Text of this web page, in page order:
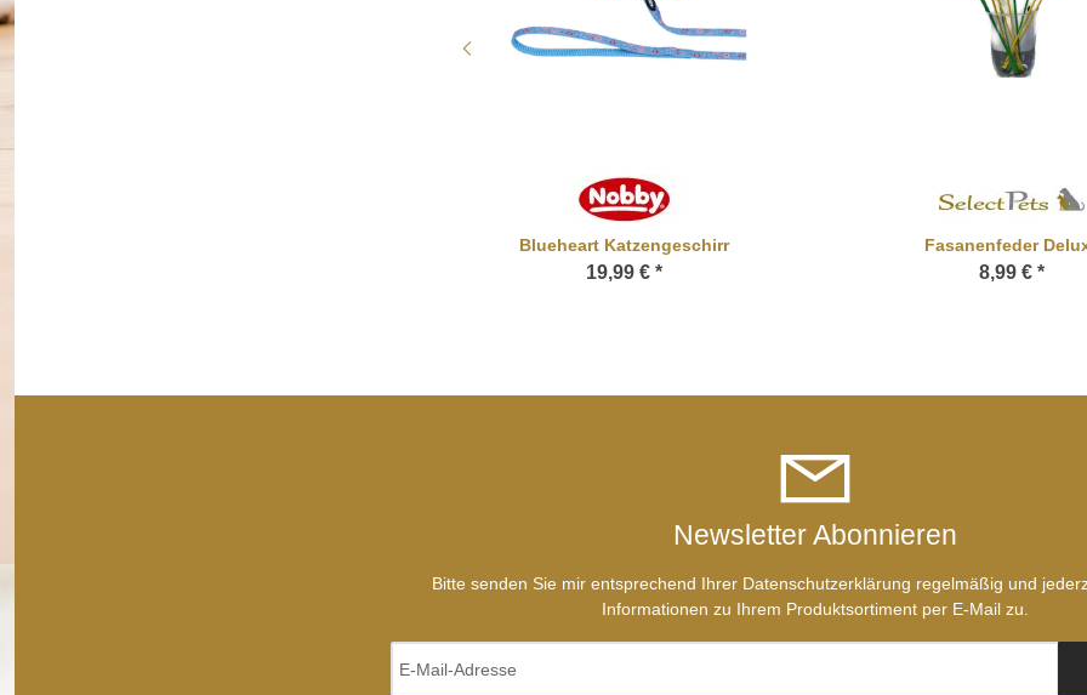
Blueheart Katzengeschirr
19,99 € *
Fasanenfeder
8,99 € *
Newsletter Abonnieren
Bitte senden Sie mir entsprechend Ihrer Datenschutzerklärung regelmäßig und
Informationen zu Ihrem Produktsortiment per E-Mail zu.